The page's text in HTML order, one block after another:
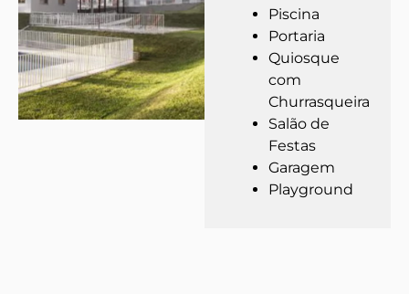
Piscina
Portaria
Quiosque
com
Churrasqueira
Salão de
Festas
Garagem
Playground